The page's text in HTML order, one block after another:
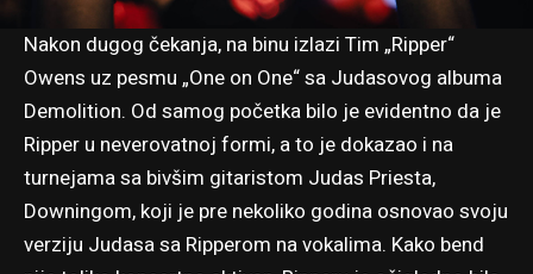
Nakon dugog čekanja, na binu izlazi Tim „Ripper“
Owens uz pesmu „One on One“ sa Judasovog albuma
Demolition. Od samog početka bilo je evidentno da je
Ripper u neverovatnoj formi, a to je dokazao i na
turnejama sa bivšim gitaristom Judas Priesta,
Downingom, koji je pre nekoliko godina osnovao svoju
verziju Judasa sa Ripperom na vokalima. Kako bend